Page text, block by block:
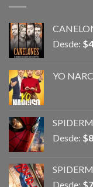
Desde: $
YO
Desde: $
Desde: $